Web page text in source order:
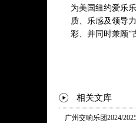
为美国纽约爱乐
质、乐感及领导
彩、并同时兼顾“
相关文库
广州交响乐团2024/